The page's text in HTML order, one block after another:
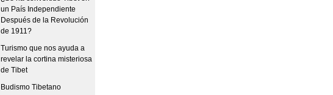
un País Independiente
Después de la Revolución
de 1911?
Turismo que nos ayuda a
revelar la cortina misteriosa
de Tibet
Budismo Tibetano